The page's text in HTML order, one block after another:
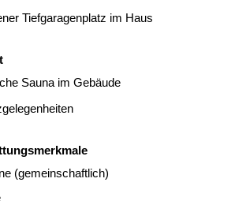
Tiefgaragenplatz im Haus
Sauna im Gebäude
(gemeinschaftlich)